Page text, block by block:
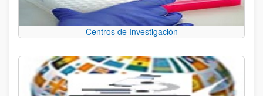
Centros de Investigación